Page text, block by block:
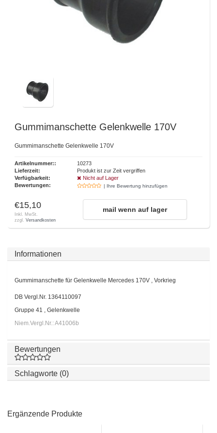
Gummimanschette Gelenkwelle 170V
Gummimanschette Gelenkwelle 170V
Artikelnummer::
10273
Lieferzeit:
Produkt ist zur Zeit vergriffen
Verfügbarkeit:
Nicht auf Lager
Bewertungen:
| Ihre Bewertung hinzufügen
€15,10
Inkl. MwSt.
zzgl. Versandkosten
mail wenn auf lager
Informationen
Gummimanschette für Gelenkwelle Mercedes 170V , Vorkrieg
DB Vergl.Nr. 1364110097
Gruppe 41 , Gelenkwelle
Niem.Vergl.Nr.: A41006b
Bewertungen
Schlagworte (0)
Ergänzende Produkte